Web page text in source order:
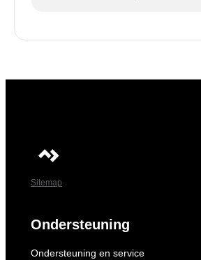
Sitemap
Ondersteuning
Ondersteuning en service